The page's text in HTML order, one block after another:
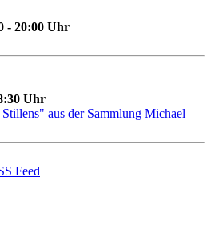
- 20:00 Uhr
Uhr
aus der Sammlung Michael
Feed